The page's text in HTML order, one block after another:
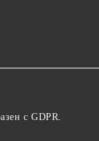
с GDPR.